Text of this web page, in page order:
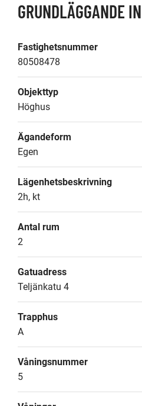
GRUNDLÄGGANDE
Fastighetsnummer
80508478
Objekttyp
Höghus
Ägandeform
Egen
Lägenhetsbeskrivning
2h, kt
Antal rum
2
Gatuadress
Teljänkatu 4
Trapphus
A
Våningsnummer
5